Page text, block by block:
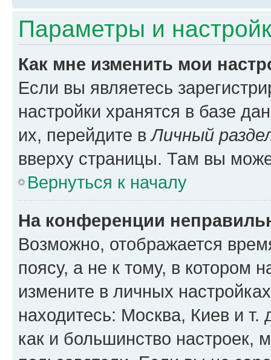
Параметры и
Как мне изменить мои
Если вы являетесь
настройки хранятся в базе
их, перейдите вЛичный
вверху страницы. Там вы
Вернуться к началу
На конференции
Возможно, отображается
поясу, а не к тому, в котором
измените в личных
находитесь: Москва, Киев и т.
как и большинство настроек,